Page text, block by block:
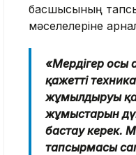
басшысының
мәселелеріне
«Мердігер осы
қажетті
жұмылдыруы
жұмыстарын
бастау керек.
тапсырмасы